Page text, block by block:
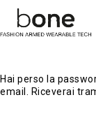
Hit enter to
Hai perso la
email. Riceverai